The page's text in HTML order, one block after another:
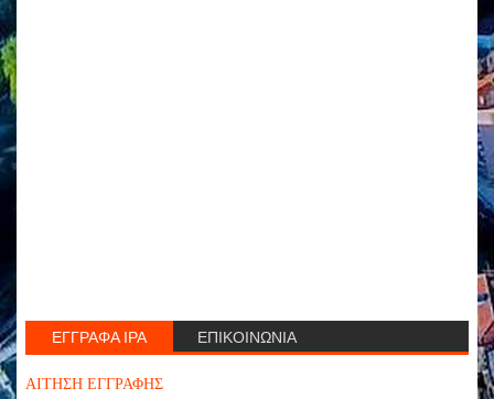
ΕΓΓΡΑΦΑ ΙΡΑ ΕΠΙΚΟΙΝΩΝΙΑ
ΑΙΤΗΣΗ ΕΓΓΡΑΦΗΣ